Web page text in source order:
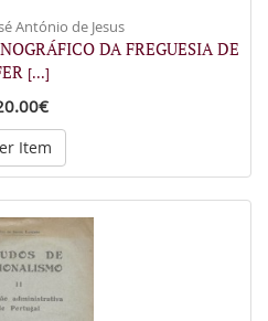
António de Jesus
DA FREGUESIA DE
[...]
Item